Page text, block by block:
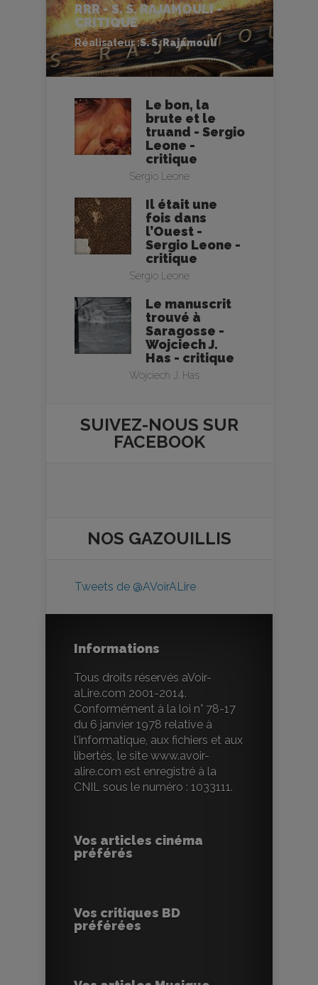
RRR - S. S. RAJAMOULI -
CRITIQUE
Réalisateur :S. S. Rajamouli
Le bon, la
brute et le
truand - Sergio
Leone -
critique
Sergio Leone
Il était une
fois dans
l’Ouest -
Sergio Leone -
critique
Sergio Leone
Le manuscrit
trouvé à
Saragosse -
Wojciech J.
Has - critique
Wojciech J. Has
SUIVEZ-NOUS SUR
FACEBOOK
NOS GAZOUILLIS
Tweets de @AVoirALire
Informations
Tous droits réservés aVoir-
aLire.com 2001-2014.
Conformément à la loi n° 78-17
du 6 janvier 1978 relative à
l'informatique, aux fichiers et aux
libertés, le site www.avoir-
alire.com est enregistré à la
CNIL sous le numéro : 1033111.
Vos articles cinéma
préférés
Vos critiques BD
préférées